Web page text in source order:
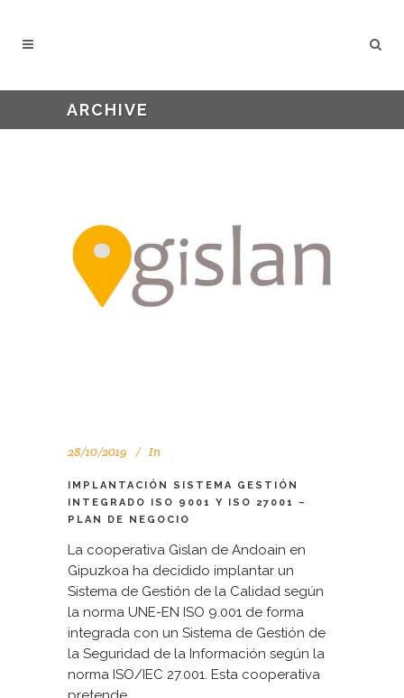
ARCHIVE
28/10/2019 In
IMPLANTACIÓN SISTEMA GESTIÓN
INTEGRADO ISO 9001 Y ISO 27001 –
PLAN DE NEGOCIO
La cooperativa Gislan de Andoain en
Gipuzkoa ha decidido implantar un
Sistema de Gestión de la Calidad según
la norma UNE-EN ISO 9.001 de forma
integrada con un Sistema de Gestión de
la Seguridad de la Información según la
norma ISO/IEC 27.001. Esta cooperativa